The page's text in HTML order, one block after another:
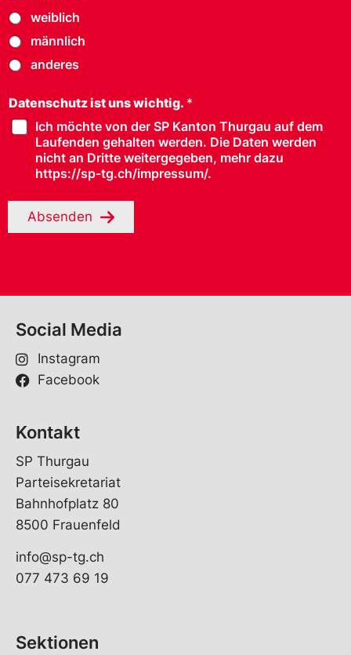
weiblich
männlich
anderes
Datenschutz ist uns wichtig. *
Ich möchte von der SP Kanton Thurgau auf dem
Laufenden gehalten werden. Die Daten werden
nicht an Dritte weitergegeben, mehr dazu
https://sp-tg.ch/impressum/.
Absenden
Social Media
Instagram
Facebook
Kontakt
SP Thurgau
Parteisekretariat
Bahnhofplatz 80
8500 Frauenfeld
info@sp-tg.ch
077 473 69 19
Sektionen